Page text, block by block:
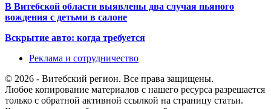
В Витебской области выявлены два случая пьяного
вождения с детьми в салоне
Вскрытие авто: когда требуется
Реклама и сотрудничество
© 2026 - Витебский регион. Все права защищены.
Любое копирование материалов с нашего ресурса разрешается
только с обратной активной ссылкой на страницу статьи.